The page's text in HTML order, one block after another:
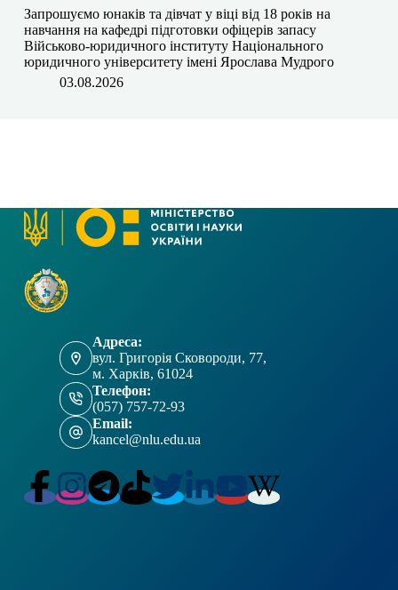
Запрошуємо юнаків та дівчат у віці від 18 років на
навчання на кафедрі підготовки офіцерів запасу
Військово-юридичного інституту Національного
юридичного університету імені Ярослава Мудрого
03.08.2026
Адреса:
вул. Григорія Сковороди, 77,
м. Харків, 61024
Телефон:
(057) 757-72-93
Email:
kancel@nlu.edu.ua